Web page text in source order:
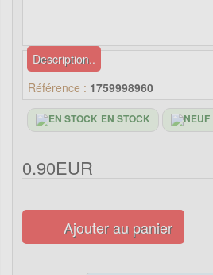
Description..
Référence : 1759998960
EN STOCK
0.90EUR
Ajouter au panier